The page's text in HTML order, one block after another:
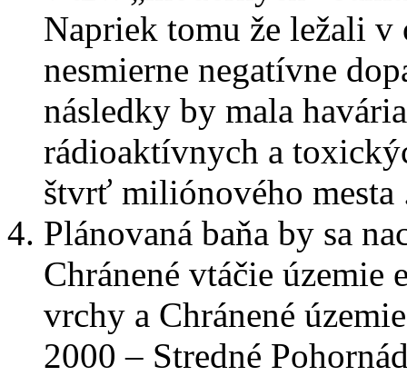
Napriek tomu že ležali
nesmierne negatívne
následky by mala
rádioaktívnych a
štvrť miliónového mesta
Plánovaná baňa by sa
Chránené vtáčie územie
vrchy a Chránené
2000 – Stredné